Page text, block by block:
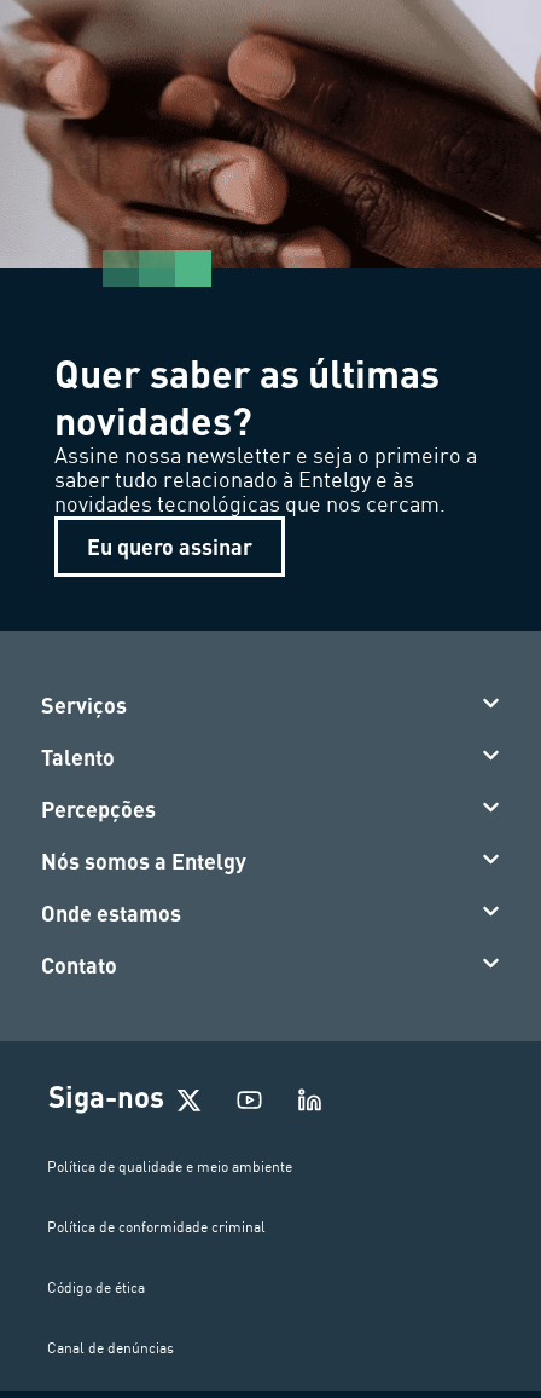
Quer saber as últimas
novidades?
Assine nossa newsletter e seja o primeiro a
saber tudo relacionado à Entelgy e às
novidades tecnológicas que nos cercam.
Eu quero assinar
Serviços
Talento
Percepções
Nós somos a Entelgy
Onde estamos
Contato
Siga-nos
Política de qualidade e meio ambiente
Política de conformidade criminal
Código de ética
Canal de denúncias